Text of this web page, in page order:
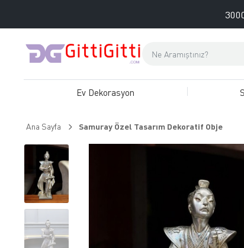
Ev Dekorasyon
Ana Sayfa Samuray Özel Tasarım Dekoratif Obje